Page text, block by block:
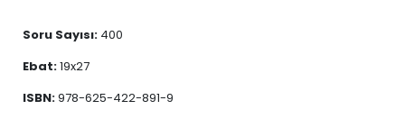
Soru Sayısı: 400
Ebat:19x27
ISBN:978-625-422-891-9